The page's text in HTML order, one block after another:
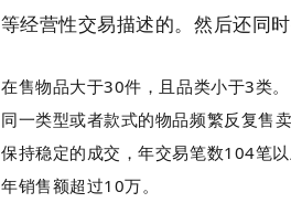
经营性交易描述的。然后还同
在售物品大于30件，且品类小于3类。
同一类型或者款式的物品频繁反复售
保持稳定的成交，年交易笔数104笔
年销售额超过10万。